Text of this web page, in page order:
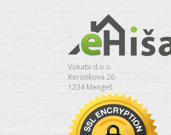
Vokabi d.o.o.
Kersnikova 26
1234 Mengeš